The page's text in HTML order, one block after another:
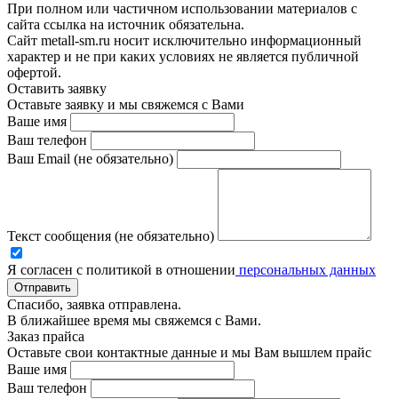
При полном или частичном использовании материалов с
сайта ссылка на источник обязательна.
Сайт metall-sm.ru носит исключительно информационный
характер и не при каких условиях не является публичной
офертой.
Оставить заявку
Оставьте заявку и мы свяжемся с Вами
Ваше имя
Ваш телефон
Ваш Email (не обязательно)
Текст сообщения (не обязательно)
Я согласен с политикой в отношении персональных данных
Отправить
Спасибо, заявка отправлена.
В ближайшее время мы свяжемся с Вами.
Заказ прайса
Оставьте свои контактные данные и мы Вам вышлем прайс
Ваше имя
Ваш телефон